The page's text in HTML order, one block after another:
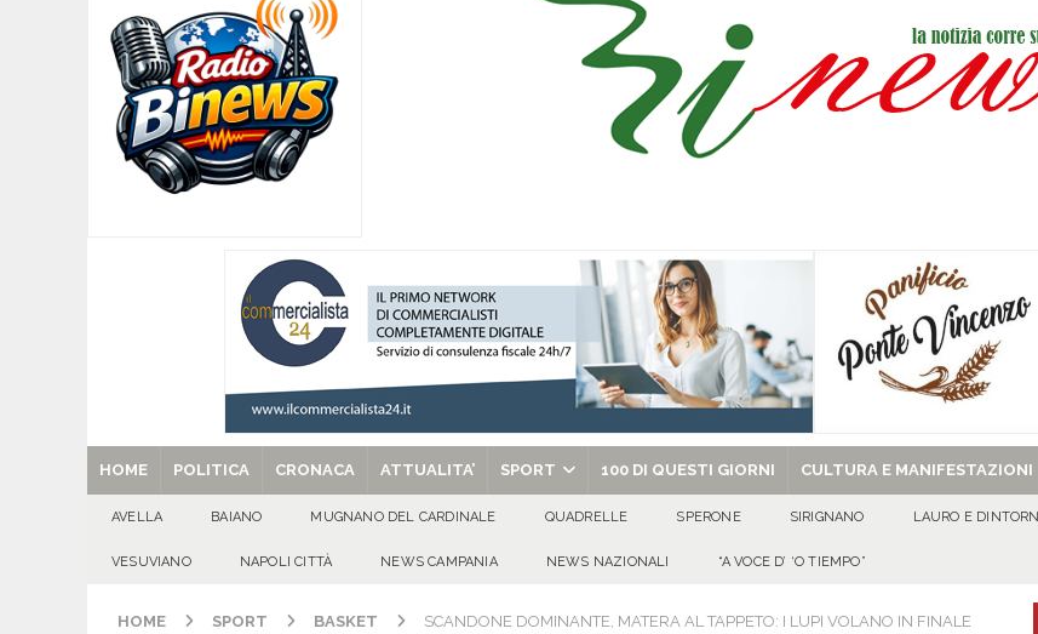
[ 09/08/2026 ] MUGNANO DEL CARDINALE. Chi era Carmine Colucci, il 60enne morto tragicamente nel giorno della festa di
Santa Filomena
[ 09/08/2026 ] Baiano, smarrito un Chihuahua: l’appello per ritrovarlo ATTUALITA'
[ 09/08/2026 ] Festa della Mozzarella di Bufala a Cancello ed Arnone: filiera bufalina solida ed in crescita continua
CASERTANA
ATTUALITA'
[ 09/08/2026 ] Avella, cucciolo smarrito in via Carlo III: l’appello della famiglia per ritrovarlo AVELLA
[ 29/08/2025 ] SANT’Oggi. Venerdì 29 agosto la chiesa celebra il Martirio di san Giovanni Battista e santa Sabina EVIDENZA
HOME POLITICA CRONACA ATTUALITA’ SPORT 100 DI QUESTI GIORNI CULTURA E MANIFESTAZIONI
AVELLA BAIANO MUGNANO DEL CARDINALE QUADRELLE SPERONE SIRIGNANO LAURO E DINTORNI
VESUVIANO NAPOLI CITTÀ NEWS CAMPANIA NEWS NAZIONALI “A VOCE D’ ‘O TIEMPO”
HOME SPORT BASKET SCANDONE DOMINANTE, MATERA AL TAPPETO: I LUPI VOLANO IN FINALE